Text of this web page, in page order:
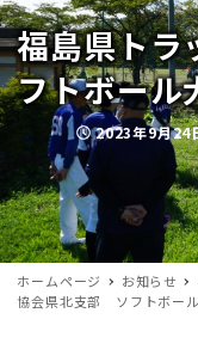
福島県ト
フトボール
投稿日
2023年9月24
ホームページ お知らせ
協会県北支部 ソフトボール